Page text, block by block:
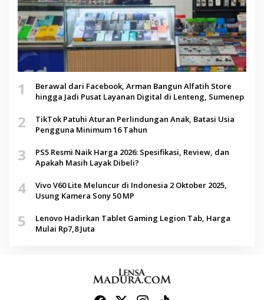
1
Berawal dari Facebook, Arman Bangun Alfatih Store
hingga Jadi Pusat Layanan Digital di Lenteng, Sumenep
2
TikTok Patuhi Aturan Perlindungan Anak, Batasi Usia
Pengguna Minimum 16 Tahun
3
PS5 Resmi Naik Harga 2026: Spesifikasi, Review, dan
Apakah Masih Layak Dibeli?
4
Vivo V60 Lite Meluncur di Indonesia 2 Oktober 2025,
Usung Kamera Sony 50 MP
5
Lenovo Hadirkan Tablet Gaming Legion Tab, Harga
Mulai Rp7,8 Juta